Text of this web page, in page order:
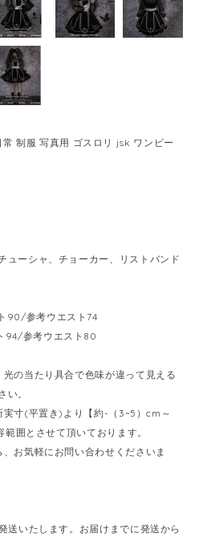
制服 写真用 ゴスロリ jsk ワンピー
ューシャ、チョーカー、リストバンド
参考ウエスト74
参考ウエスト80
の当たり具合で色味が違って見える
い。
寸(平置き)より【約-（3~5）cm～
囲とさせて頂いております。
お気軽にお問い合わせくださいま
いたします。お届けまでに発送から